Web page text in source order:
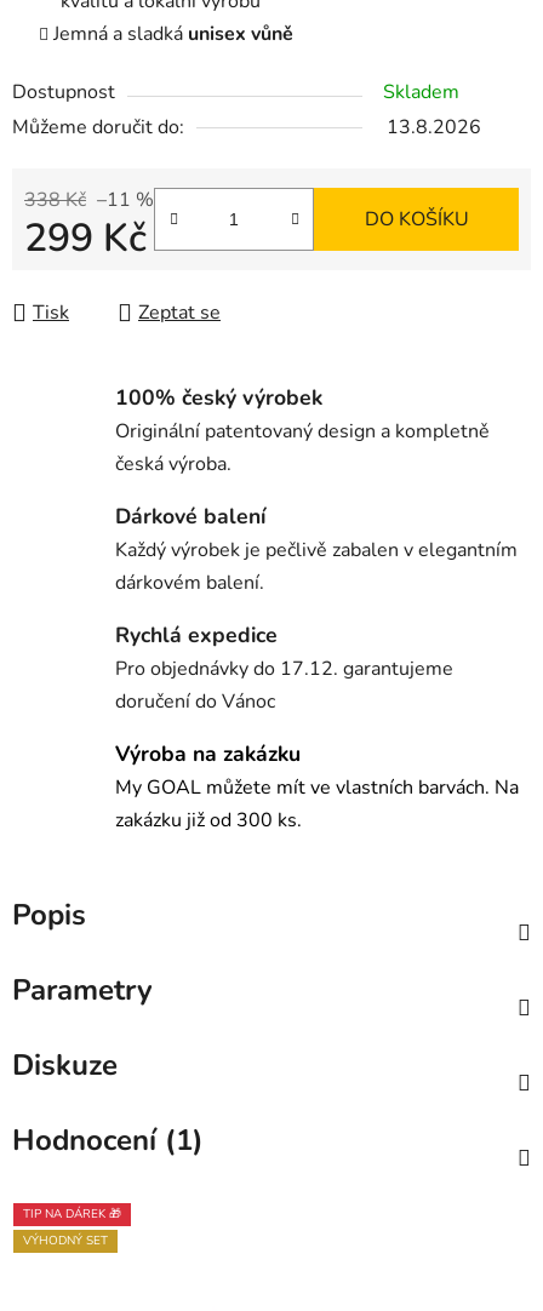
Jemná a sladká unisex vůně
Dostupnost
Skladem
Můžeme doručit do:
13.8.2026
338 Kč –11 %
299 Kč DO KOŠÍKU
Tisk Zeptat se
100% český výrobek
Originální patentovaný design a kompletně
česká výroba.
Dárkové balení
Každý výrobek je pečlivě zabalen v elegantním
dárkovém balení.
Rychlá expedice
Pro objednávky do 17.12. garantujeme
doručení do Vánoc
Výroba na zakázku
My GOAL můžete mít ve vlastních barvách. Na
zakázku již od 300 ks.
Popis
Parametry
Diskuze
Hodnocení (1)
TIP NA DÁREK 🎁
VÝHODNÝ SET